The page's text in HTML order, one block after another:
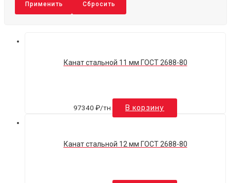
Применить Сбросить
Канат стальной 11 мм ГОСТ 2688-80
97340 ₽/тн В корзину
Канат стальной 12 мм ГОСТ 2688-80